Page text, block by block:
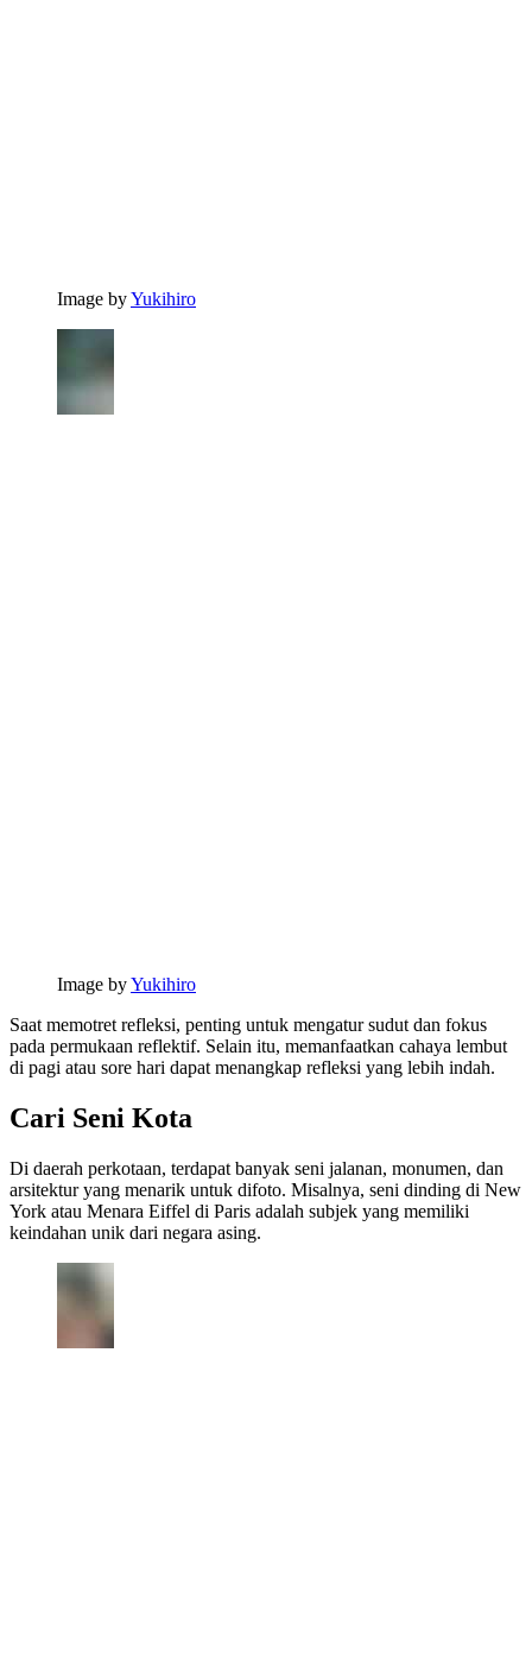
Image byYukihiro
Image byYukihiro
Saat memotret refleksi, penting untuk mengatur sudut dan fokus
pada permukaan reflektif. Selain itu, memanfaatkan cahaya lembut
di pagi atau sore hari dapat menangkap refleksi yang lebih indah.
Cari Seni Kota
Di daerah perkotaan, terdapat banyak seni jalanan, monumen, dan
arsitektur yang menarik untuk difoto. Misalnya, seni dinding di New
York atau Menara Eiffel di Paris adalah subjek yang memiliki
keindahan unik dari negara asing.